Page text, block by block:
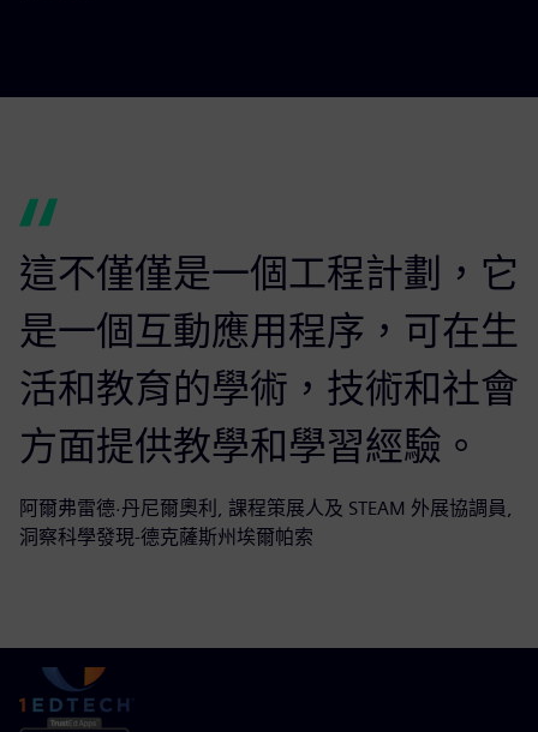
這不僅僅是一個工程計劃，它
是一個互動應用程序，可在生
活和教育的學術，技術和社會
方面提供教學和學習經驗。
阿爾弗雷德·丹尼爾奧利, 課程策展人及 STEAM 外展協調員,
洞察科學發現-德克薩斯州埃爾帕索